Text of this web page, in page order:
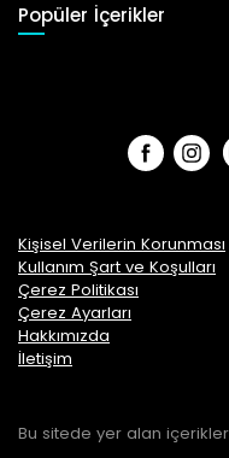
Popüler İçerikler
Kişisel Verilerin Korunması
Kullanım Şart ve Koşulları
Çerez Politikası
Çerez Ayarları
Hakkımızda
İletişim
Bu sitede yer alan